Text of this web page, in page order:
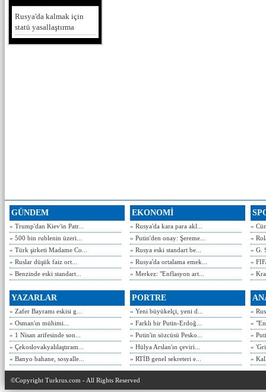
Rusya'da kalmak için
statü yasallaştırma
GÜNDEM
» Trump'dan Kiev'in Patr...
» 500 bin rublenin üzeri...
» Türk şirketi Madame Co...
» Ruslar düşük faiz ort...
» Benzinde eski standart...
EKONOMİ
» Rusya'da kara para akl...
» Putin'den onay: Şereme...
» Rusya eski standart be...
» Rusya'da ortalama emek...
» Merkez: "Enflasyon art...
»
»
» G.
»
»
YAZARLAR
» Zafer Bayramı eskisi g...
» Osman'ın mühimi...
» 1 Nisan arifesinde son...
» Çekoslovakyalılaştıram...
» Banyo bahane, sosyalle...
PORTRE
» Yeni büyükelçi, yeni d...
» Farklı bir Putin-Erdoğ...
» Putin'in sözcüsü Pesko...
» Hülya Arslan'ın çeviri...
» RTİB genel sekreteri e...
»
»
»
»
»
©Copyright Turkrus.com - All Rights Reserved